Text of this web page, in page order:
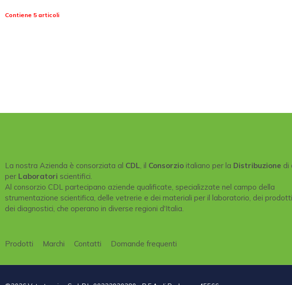
Contiene 5 articoli
La nostra Azienda è consorziata al CDL, il Consorzio italiano per la Distribuzione di
per Laboratori scientifici.
Al consorzio CDL partecipano aziende qualificate, specializzate nel campo della
strumentazione scientifica, delle vetrerie e dei materiali per il laboratorio, dei
dei diagnostici, che operano in diverse regioni d'Italia.
Prodotti Marchi Contatti Domande frequenti